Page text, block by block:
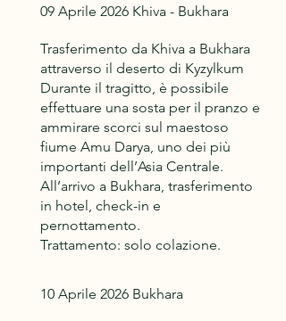
09 Aprile 2026 Khiva - Bukhara
Trasferimento da Khiva a Bukhara
attraverso il deserto di Kyzylkum
Durante il tragitto, è possibile
effettuare una sosta per il pranzo e
ammirare scorci sul maestoso
fiume Amu Darya, uno dei più
importanti dell’Asia Centrale.
All’arrivo a Bukhara, trasferimento
in hotel, check-in e
pernottamento.
Trattamento: solo colazione.
10 Aprile 2026 Bukhara